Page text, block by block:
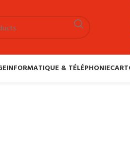
INFORMATIQUE & TÉLÉPHONIE